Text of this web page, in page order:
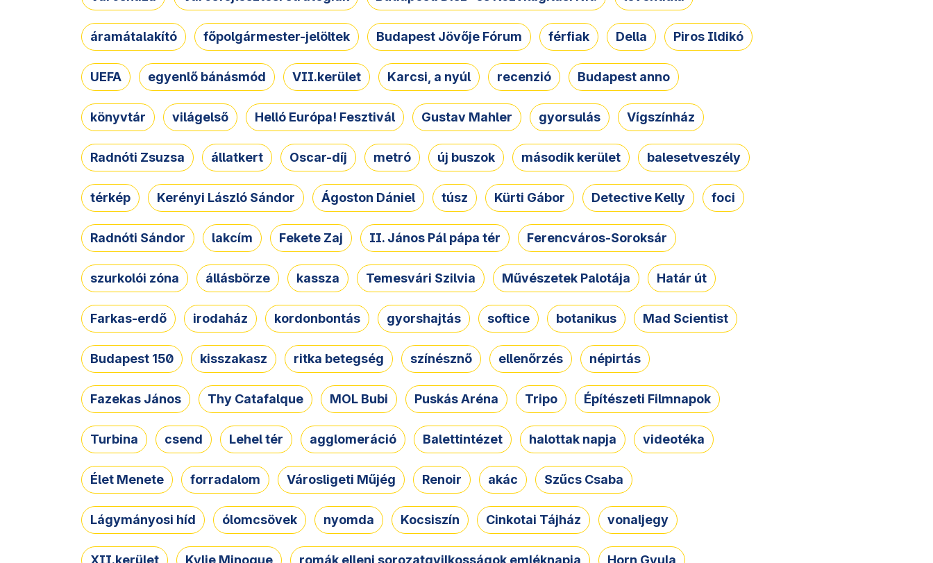
áramátalakító főpolgármester-jelöltek Budapest Jövője Fórum férfiak Della Piros Ildikó
UEFA egyenlő bánásmód VII.kerület Karcsi, a nyúl recenzió Budapest anno
könyvtár világelső Helló Európa! Fesztivál Gustav Mahler gyorsulás Vígszínház
Radnóti Zsuzsa állatkert Oscar-díj metró új buszok második kerület balesetveszély
térkép Kerényi László Sándor Ágoston Dániel túsz Kürti Gábor Detective Kelly foci
Radnóti Sándor lakcím Fekete Zaj II. János Pál pápa tér Ferencváros-Soroksár
szurkolói zóna állásbörze kassza Temesvári Szilvia Művészetek Palotája Határ út
Farkas-erdő irodaház kordonbontás gyorshajtás softice botanikus Mad Scientist
Budapest 150 kisszakasz ritka betegség színésznő ellenőrzés népirtás
Fazekas János Thy Catafalque MOL Bubi Puskás Aréna Tripo Építészeti Filmnapok
Turbina csend Lehel tér agglomeráció Balettintézet halottak napja videotéka
Élet Menete forradalom Városligeti Műjég Renoir akác Szűcs Csaba
Lágymányosi híd ólomcsövek nyomda Kocsiszín Cinkotai Tájház vonaljegy
XII.kerület Kylie Minogue romák elleni sorozatgyilkosságok emléknapja Horn Gyula